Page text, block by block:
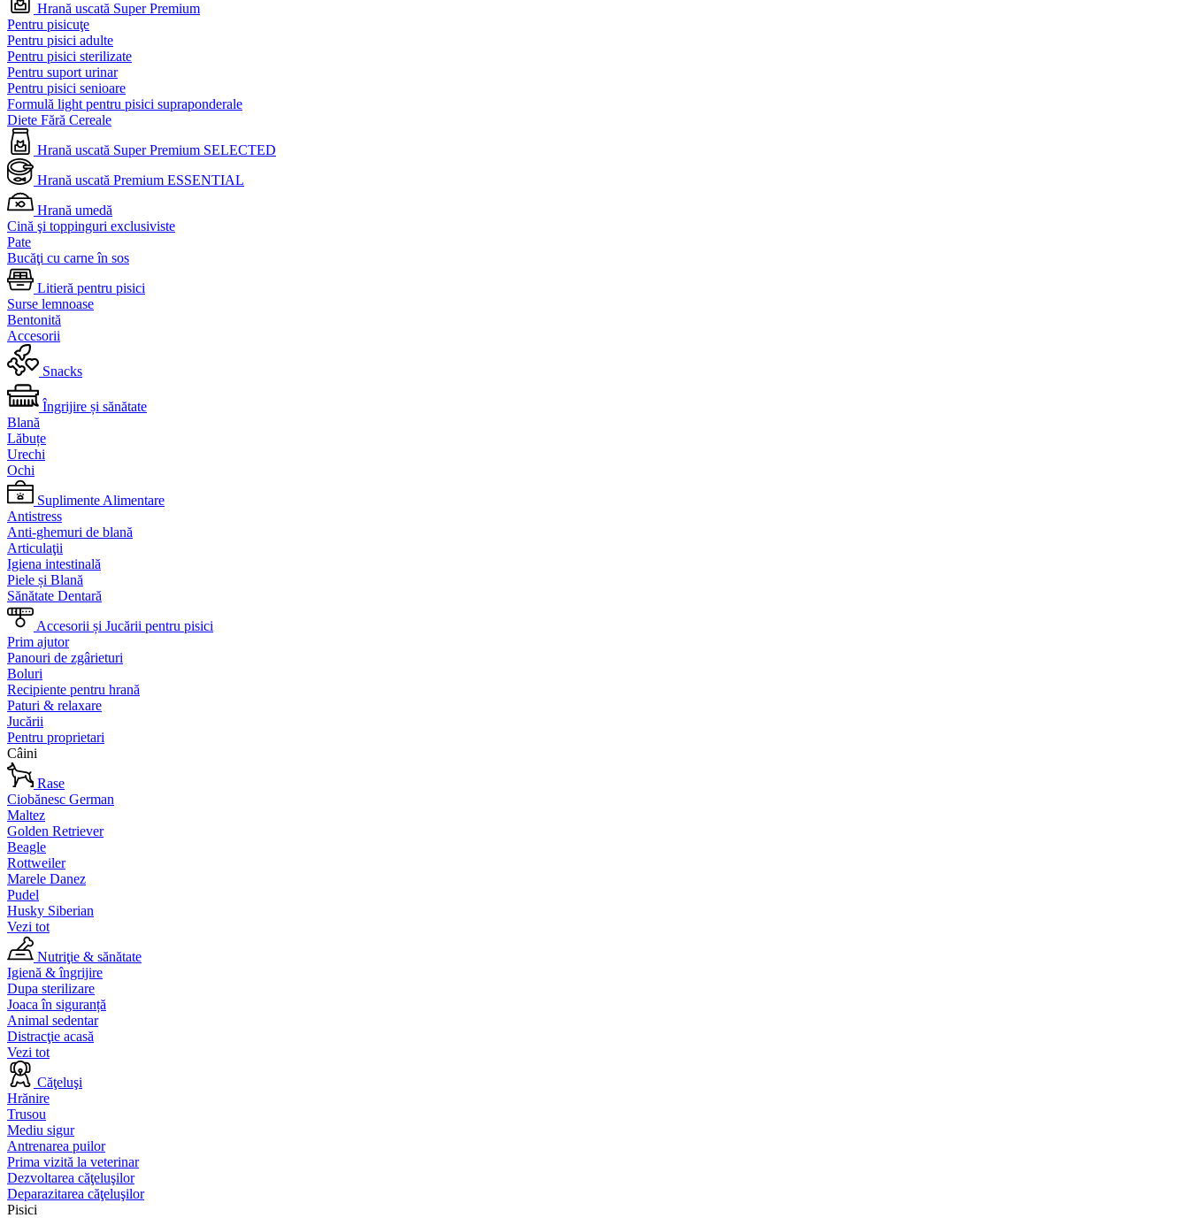
Hrană uscată Super Premium
Pentru pisicuţe
Pentru pisici adulte
Pentru pisici sterilizate
Pentru suport urinar
Pentru pisici senioare
Formulă light pentru pisici supraponderale
Diete Fără Cereale
Hrană uscată Super Premium SELECTED
Hrană uscată Premium ESSENTIAL
Hrană umedă
Cină şi toppinguri exclusiviste
Pate
Bucăţi cu carne în sos
Litieră pentru pisici
Surse lemnoase
Bentonită
Accesorii
Snacks
Îngrijire și sănătate
Blană
Lăbuțe
Urechi
Ochi
Suplimente Alimentare
Antistress
Anti-ghemuri de blană
Articulaţii
Igiena intestinală
Piele și Blană
Sănătate Dentară
Accesorii și Jucării pentru pisici
Prim ajutor
Panouri de zgârieturi
Boluri
Recipiente pentru hrană
Paturi & relaxare
Jucării
Pentru proprietari
Câini
Rase
Ciobănesc German
Maltez
Golden Retriever
Beagle
Rottweiler
Marele Danez
Pudel
Husky Siberian
Vezi tot
Nutriţie & sănătate
Igienă & îngrijire
Dupa sterilizare
Joaca în siguranță
Animal sedentar
Distracţie acasă
Vezi tot
Căţeluşi
Hrănire
Trusou
Mediu sigur
Antrenarea puilor
Prima vizită la veterinar
Dezvoltarea căţeluşilor
Deparazitarea căţeluşilor
Pisici